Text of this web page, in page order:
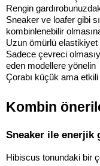
Rengin
Sneaker ve loafer gibi
kombinlenebilir
Uzun ömürlü
Sadece çevreci
eden modellere yönelin
Çorabı küçük ama etkili
Kombin
Sneaker ile enerjik
Hibiscus tonundaki bir